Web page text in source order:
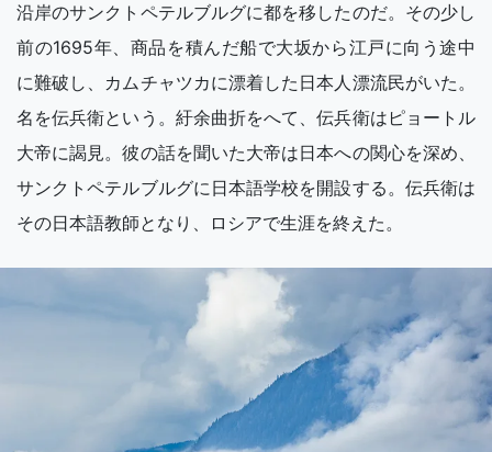
沿岸のサンクトペテルブルグに都を移したのだ。その少し
前の1695年、商品を積んだ船で大坂から江戸に向う途中
に難破し、カムチャツカに漂着した日本人漂流民がいた。
名を伝兵衛という。紆余曲折をへて、伝兵衛はピョートル
大帝に謁見。彼の話を聞いた大帝は日本への関心を深め、
サンクトペテルブルグに日本語学校を開設する。伝兵衛は
その日本語教師となり、ロシアで生涯を終えた。